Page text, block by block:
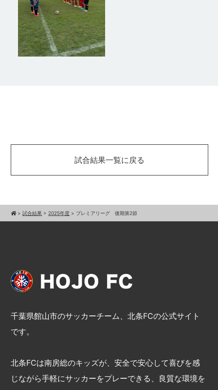
試合結果一覧に戻る
>試合結果 > 2025年度 > プレミアリーグ 後期第2節
千葉県館山市のサッカーチーム、北条FCの公式サイト
です。
北条FCは南房総のキッズが、安全で安心して喜びを感
じながら手軽にサッカーをプレーできる、良質な環境を